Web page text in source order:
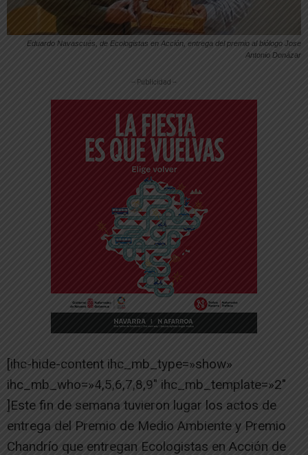
Eduardo Navascués, de Ecologistas en Acción, entrega del premio al biólogo Jose
Antonio Donázar
-- Publicidad --
[ihc-hide-content ihc_mb_type=»show»
ihc_mb_who=»4,5,6,7,8,9″ ihc_mb_template=»2″
]Este fin de semana tuvieron lugar los actos de
entrega del Premio de Medio Ambiente y Premio
Chandrío que entregan Ecologistas en Acción de